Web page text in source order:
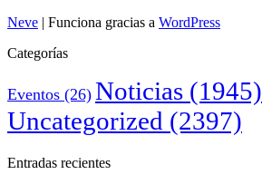
Neve | Funciona gracias a WordPress
Categorías
Eventos (26) Noticias (1945)
Uncategorized (2397)
Entradas recientes